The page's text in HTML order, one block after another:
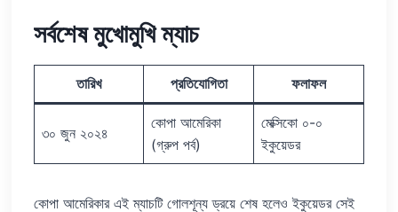
সর্বশেষ মুখোমুখি ম্যাচ
তারিখ প্রতিযোগিতা ফলাফল
৩০ জুন ২০২৪
কোপা আমেরিকা
(গ্রুপ পর্ব)
মেক্সিকো ০-০
ইকুয়েডর
কোপা আমেরিকার এই ম্যাচটি গোলশূন্য ড্রয়ে শেষ হলেও ইকুয়েডর সেই